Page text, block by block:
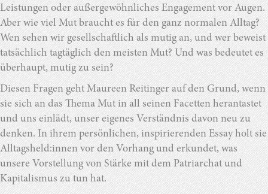
Leistungen oder außergewöhnliches Engagement vor Augen.
Aber wie viel Mut braucht es für den ganz normalen Alltag?
Wen sehen wir gesellschaftlich als mutig an, und wer beweist
tatsächlich tagtäglich den meisten Mut? Und was bedeutet es
überhaupt, mutig zu sein?
Diesen Fragen geht Maureen Reitinger auf den Grund, wenn
sie sich an das Thema Mut in all seinen Facetten herantastet
und uns einlädt, unser eigenes Verständnis davon neu zu
denken. In ihrem persönlichen, inspirierenden Essay holt sie
Alltagsheld:innen vor den Vorhang und erkundet, was
unsere Vorstellung von Stärke mit dem Patriarchat und
Kapitalismus zu tun hat.